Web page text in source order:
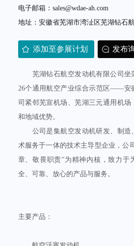
电子邮箱：sales@wdae-ah.com
地址：安徽省芜湖市湾沚区芜湖钻石
添加至参展计划 发布
芜湖钻石航空发动机有限公司坐
26个通用航空产业综合示范区——安
司紧邻芜宣机场、芜湖三元通用机场
和地域优势。
公司是集航空发动机研发、制造
术服务于一体的技术主导型企业，公
章、敬畏职责”为精神内核，致力于
全、可靠、放心的产品与服务。
主要产品：